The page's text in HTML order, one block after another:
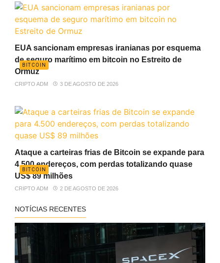
BITCOIN
EUA sancionam empresas iranianas por esquema
de seguro marítimo em bitcoin no Estreito de
Ormuz
CRIPTO ADM 3 DE AGOSTO DE 2026
BITCOIN
Ataque a carteiras frias de Bitcoin se expande para
4.500 endereços, com perdas totalizando quase
US$ 89 milhões
CRIPTO ADM 2 DE AGOSTO DE 2026
NOTÍCIAS RECENTES